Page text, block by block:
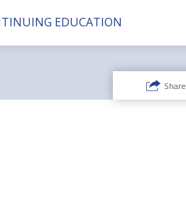
EDUCATION
Share